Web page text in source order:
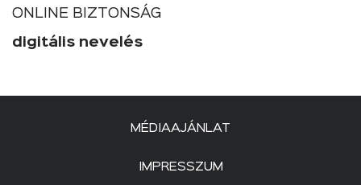
ONLINE BIZTONSÁG
digitális nevelés
MÉDIAAJÁNLAT
IMPRESSZUM